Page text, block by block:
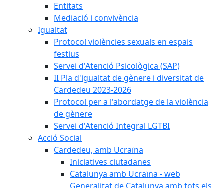
Entitats
Mediació i convivència
Igualtat
Protocol violències sexuals en espais
festius
Servei d'Atenció Psicològica (SAP)
II Pla d'igualtat de gènere i diversitat de
Cardedeu 2023-2026
Protocol per a l'abordatge de la violència
de gènere
Servei d'Atenció Integral LGTBI
Acció Social
Cardedeu, amb Ucraïna
Iniciatives ciutadanes
Catalunya amb Ucraïna - web